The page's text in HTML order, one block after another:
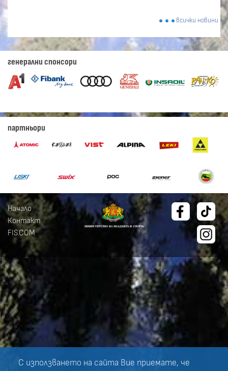
С използването на сайта Вие приемате, че
всички новини
генерални спонсори
партньори
Начало
Контакт
FIS.COM